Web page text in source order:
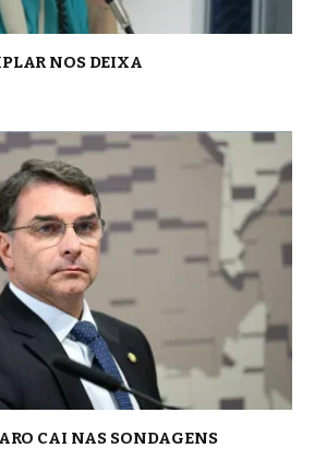
NOS DEIXA
CAI NAS SONDAGENS